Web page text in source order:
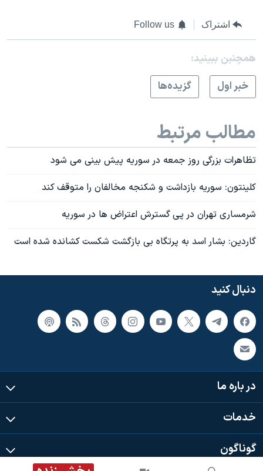
اشتراک Follow us
همچنبن ببینید:
خبر اول
گزيده‌ها
مطالب مرتبط
تظاهرات بزرگی روز جمعه در سوريه پيش بينی می شود
کلینتون: سوریه بازداشت و شکنجه مخالفان را متوقف کند
شرمساری تهران در پی گسترش اعتراض ها در سوريه
گاردين: بشار اسد به پرتگاه بی بازگشت شکست کشانده شده است
دنبال کنید
در باره ما
خدمات
گوناگون